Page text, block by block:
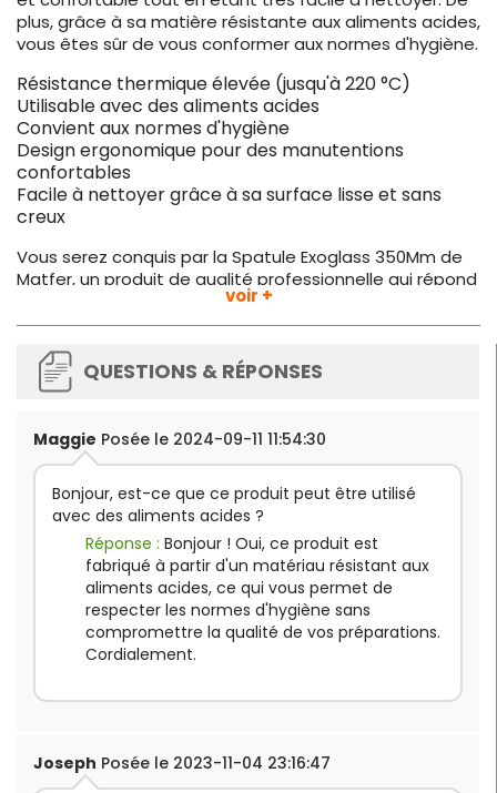
plus, grâce à sa matière résistante aux aliments acides,
vous êtes sûr de vous conformer aux normes d'hygiène.
Résistance thermique élevée (jusqu'à 220 °C)
Utilisable avec des aliments acides
Convient aux normes d'hygiène
Design ergonomique pour des manutentions
confortables
Facile à nettoyer grâce à sa surface lisse et sans
creux
Vous serez conquis par la Spatule Exoglass 350Mm de
Matfer, un produit de qualité professionnelle qui répond
parfaitement aux exigences des métiers de la
restauration.
voir +
QUESTIONS & RÉPONSES
Maggie Posée le 2024-09-11 11:54:30
Bonjour, est-ce que ce produit peut être utilisé
avec des aliments acides ?
Réponse : Bonjour ! Oui, ce produit est
fabriqué à partir d'un matériau résistant aux
aliments acides, ce qui vous permet de
respecter les normes d'hygiène sans
compromettre la qualité de vos préparations.
Cordialement.
Joseph Posée le 2023-11-04 23:16:47